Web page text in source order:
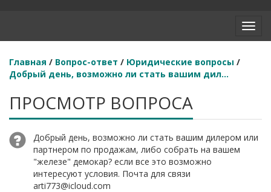
Главная / Вопрос-ответ / Юридические вопросы /
Добрый день, возможно ли стать вашим дил...
ПРОСМОТР ВОПРОСА
Добрый день, возможно ли стать вашим дилером или
партнером по продажам, либо собрать на вашем
"железе" демокар? если все это возможно
интересуют условия. Почта для связи
arti773@icloud.com